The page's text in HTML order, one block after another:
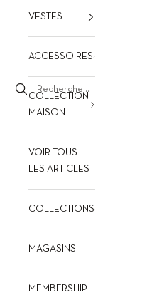
VESTES
ACCESSOIRES
COLLECTION
MAISON
VOIR TOUS
LES ARTICLES
COLLECTIONS
MAGASINS
MEMBERSHIP